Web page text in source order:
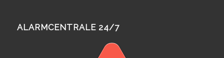
ALARMCENTRALE 24/7